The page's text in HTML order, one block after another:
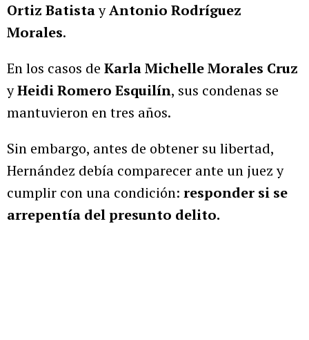
Ortiz BatistayAntonio Rodríguez
Morales.
En los casos de Karla Michelle Morales Cruz
yHeidi Romero Esquilín, sus condenas se
mantuvieron en tres años.
Sin embargo, antes de obtener su libertad,
Hernández debía comparecer ante un juez y
cumplir con una condición: responder si se
arrepentía del presunto delito.